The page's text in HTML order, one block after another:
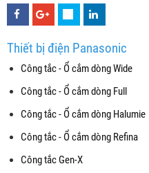
Thiết bị điện Panasonic
Công tắc - Ổ cắm dòng Wide
Công tắc - Ổ cắm dòng Full
Công tắc - Ổ cắm dòng Halumie
Công tắc - Ổ cắm dòng Refina
Công tắc Gen-X